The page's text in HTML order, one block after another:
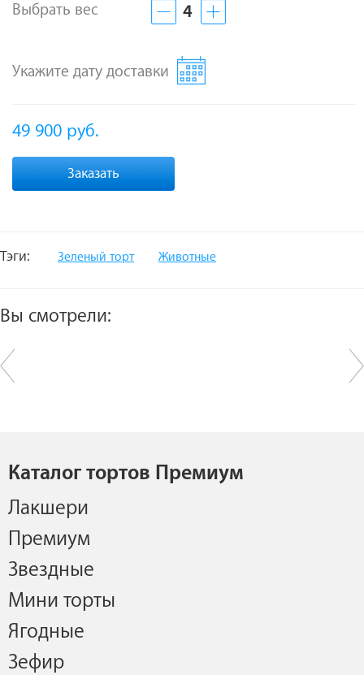
Выбрать вес 4
Укажите дату доставки
49 900 руб.
Заказать
Тэги: Зеленый торт Животные
Вы смотрели:
Каталог тортов Премиум
Лакшери
Премиум
Звездные
Мини торты
Ягодные
Зефир